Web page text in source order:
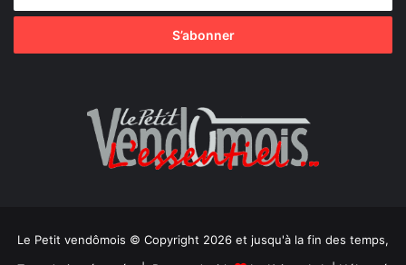
Le Petit vendômois © Copyright 2026 et jusqu'à la fin des temps,